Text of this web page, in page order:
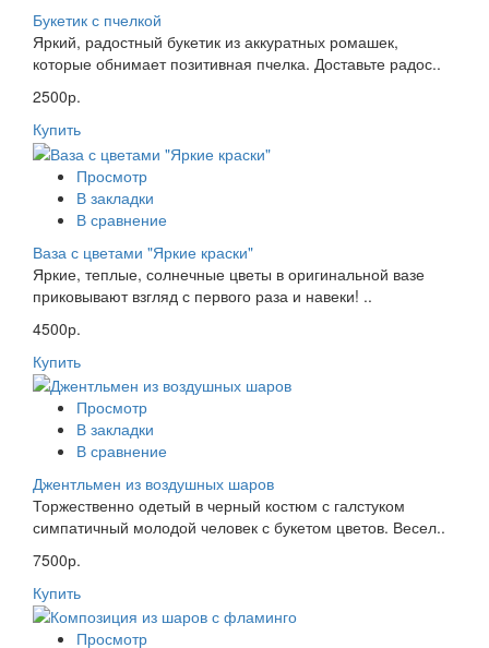
Букетик с пчелкой
Яркий, радостный букетик из аккуратных ромашек,
которые обнимает позитивная пчелка. Доставьте радос..
2500р.
Купить
Просмотр
В закладки
В сравнение
Ваза с цветами "Яркие краски"
Яркие, теплые, солнечные цветы в оригинальной вазе
приковывают взгляд с первого раза и навеки! ..
4500р.
Купить
Просмотр
В закладки
В сравнение
Джентльмен из воздушных шаров
Торжественно одетый в черный костюм с галстуком
симпатичный молодой человек с букетом цветов. Весел..
7500р.
Купить
Просмотр